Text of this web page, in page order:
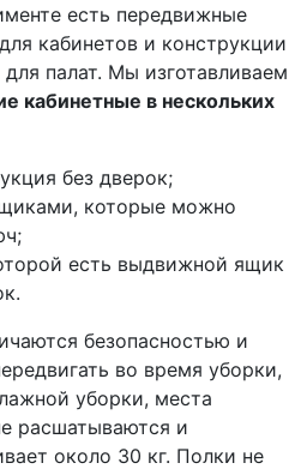
есть передвижные
кабинетов и конструкции
палат. Мы изготавливаем
кабинетные в нескольких
без дверок;
которые можно
есть выдвижной ящик
безопасностью и
во время уборки,
уборки, места
расшатываются и
около 30 кг. Полки не